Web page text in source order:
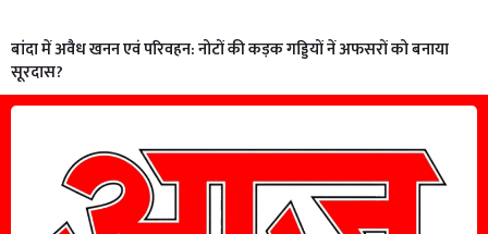
बांदा में अवैध खनन एवं परिवहन: नोटों की कड़क गड्डियों नें अफसरों को बनाया
सूरदास?